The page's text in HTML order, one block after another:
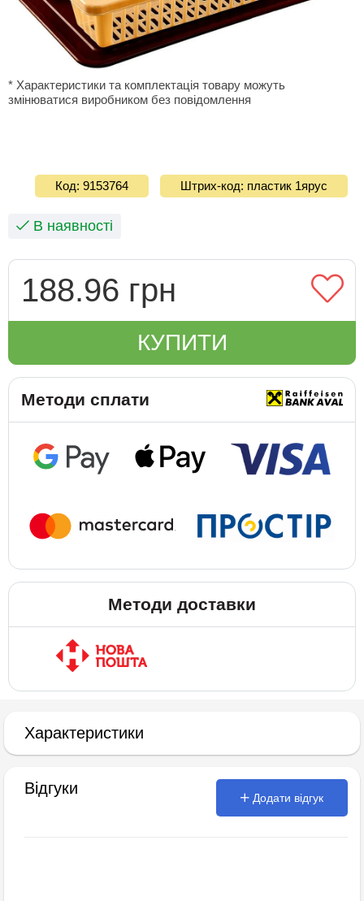
* Характеристики та комплектація товару можуть
змінюватися виробником без повідомлення
Код: 9153764 Штрих-код: пластик 1ярус
В наявності
188.96 грн
КУПИТИ
Методи сплати
Методи доставки
Характеристики
Відгуки
Додати відгук